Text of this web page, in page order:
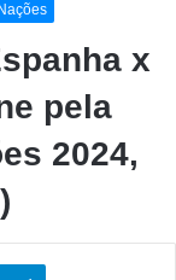
x
pela
2024,
Telegram